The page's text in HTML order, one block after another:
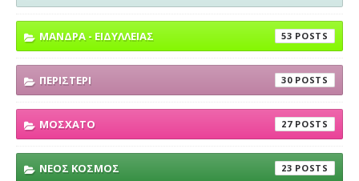
ΜΑΝΔΡΑ - ΕΙΔΥΛΛΕΙΑΣ 53
ΠΕΡΙΣΤΕΡΙ 30
ΜΟΣΧΑΤΟ 27
ΝΕΟΣ ΚΟΣΜΟΣ 23